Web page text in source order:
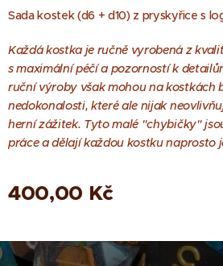
Sada kostek (d6 + d10) z pryskyřice s
Každá kostka je ručně vyrobená z
s maximální péčí a pozorností k
ruční výroby však mohou na kostkách
nedokonalosti, které ale nijak
herní zážitek. Tyto malé "chybičky"
práce a dělají každou kostku naprosto
400,00 Kč